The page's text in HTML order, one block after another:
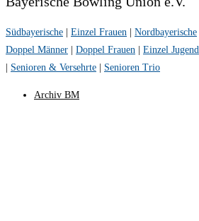
Südbayerische | Einzel Frauen | Nordbayerische
Doppel Männer | Doppel Frauen | Einzel Jugend
| Senioren & Versehrte | Senioren Trio
Archiv BM